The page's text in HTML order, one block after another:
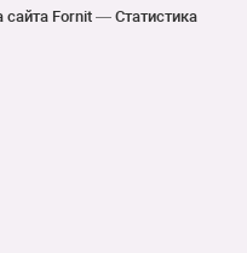
сайта Fornit— Статистика